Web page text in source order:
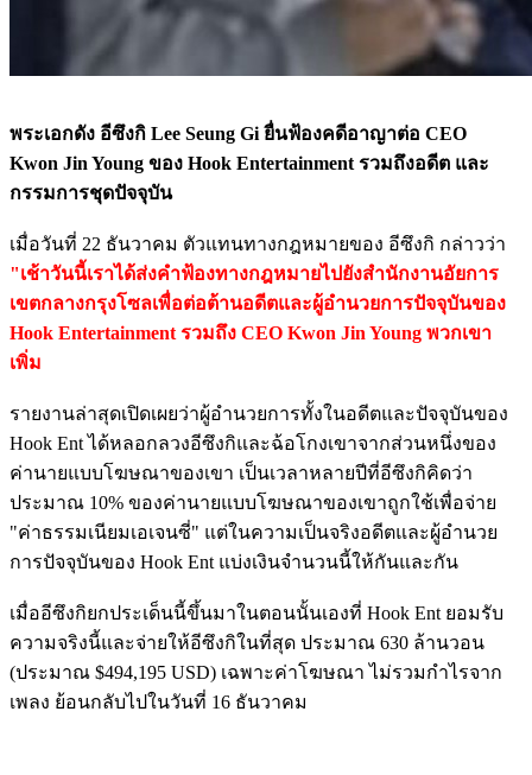
พระเอกดัง อีซึงกิ Lee Seung Gi ยื่นฟ้องคดีอาญาต่อ CEO
Kwon Jin Young ของ Hook Entertainment รวมถึงอดีต และ
กรรมการชุดปัจจุบัน
เมื่อวันที่ 22 ธันวาคม ตัวแทนทางกฎหมายของ อีซึงกิ กล่าวว่า
"เช้าวันนี้เราได้ส่งคำฟ้องทางกฎหมายไปยังสำนักงานอัยการ
เขตกลางกรุงโซลเพื่อต่อต้านอดีตและผู้อำนวยการปัจจุบันของ
Hook Entertainment รวมถึง CEO Kwon Jin Young พวกเขา
เพิ่ม
รายงานล่าสุดเปิดเผยว่าผู้อำนวยการทั้งในอดีตและปัจจุบันของ
Hook Ent ได้หลอกลวงอีซึงกิและฉ้อโกงเขาจากส่วนหนึ่งของ
ค่านายแบบโฆษณาของเขา เป็นเวลาหลายปีที่อีซึงกิคิดว่า
ประมาณ 10% ของค่านายแบบโฆษณาของเขาถูกใช้เพื่อจ่าย
"ค่าธรรมเนียมเอเจนซี่" แต่ในความเป็นจริงอดีตและผู้อำนวย
การปัจจุบันของ Hook Ent แบ่งเงินจำนวนนี้ให้กันและกัน
เมื่ออีซึงกิยกประเด็นนี้ขึ้นมาในตอนนั้นเองที่ Hook Ent ยอมรับ
ความจริงนี้และจ่ายให้อีซึงกิในที่สุด ประมาณ 630 ล้านวอน
(ประมาณ $494,195 USD) เฉพาะค่าโฆษณา ไม่รวมกำไรจาก
เพลง ย้อนกลับไปในวันที่ 16 ธันวาคม